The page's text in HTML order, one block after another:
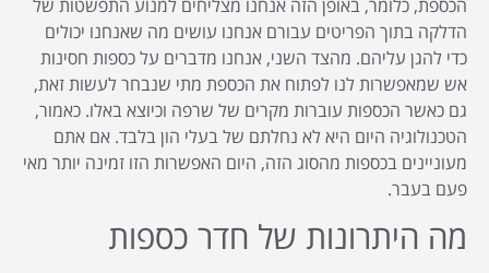
הכספת, כלומר, באופן הזה אנחנו מצליחים למנוע התפשטות של
הדלקה בתוך הפריטים עבורם אנחנו עושים מה שאנחנו יכולים
כדי להגן עליהם. מהצד השני, אנחנו מדברים על כספות חסינות
אש שמאפשרות לנו לפתוח את הכספת מתי שנבחר לעשות זאת,
גם כאשר הכספות עוברות מקרים של שרפה וכיוצא באלו. כאמור,
הטכנולוגיה היום היא לא נחלתם של בעלי הון בלבד. אם אתם
מעוניינים בכספות מהסוג הזה, היום האפשרות הזו זמינה יותר מאי
פעם בעבר.
מה היתרונות של חדר כספות